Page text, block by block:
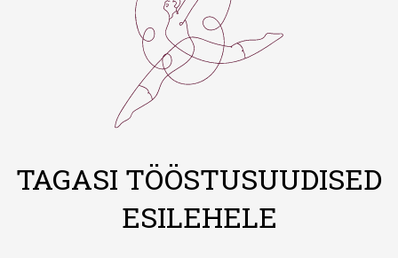
TAGASI TÖÖSTUSUUDISED
ESILEHELE